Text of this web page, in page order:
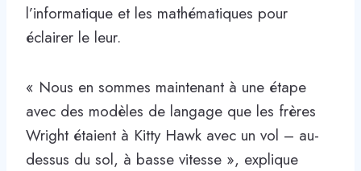
l’informatique et les mathématiques pour
éclairer le leur.
« Nous en sommes maintenant à une étape
avec des modèles de langage que les frères
Wright étaient à Kitty Hawk avec un vol – au-
dessus du sol, à basse vitesse », explique